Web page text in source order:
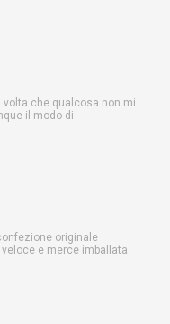
volta che qualcosa non mi
il modo di
originale
e merce imballata